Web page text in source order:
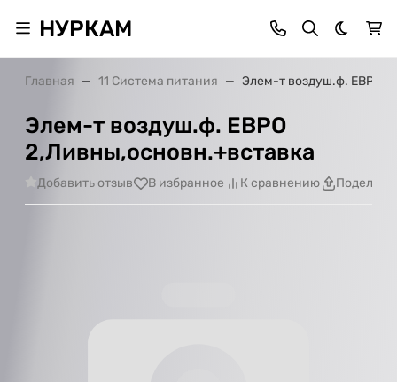
НУРКАМ Темная
Главная 11 Система питания Элем-т воздуш.ф. ЕВРО
Элем-т воздуш.ф. ЕВРО
2,Ливны,основн.+вставка
Добавить отзыв В избранное К сравнению